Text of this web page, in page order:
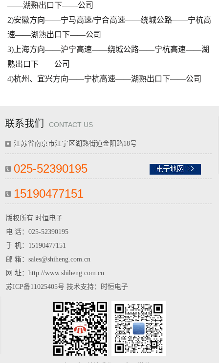
——湖熟出口下——公司
2)安徽方向——宁马高速/宁合高速——绕城公路——宁杭高
速——湖熟出口下——公司
3)上海方向——沪宁高速——绕城公路——宁杭高速——湖
熟出口下——公司
4)杭州、宜兴方向——宁杭高速——湖熟出口下——公司
联系我们 CONTACT US
江苏省南京市江宁区湖熟街道金阳路18号
025-52390195
15190477151
版权所有 时恒电子
电 话： 025-52390195
手 机： 15190477151
邮 箱：sales@shiheng.com.cn
网 址：http://www.shiheng.com.cn
苏ICP备11025405号 技术支持： 时恒电子